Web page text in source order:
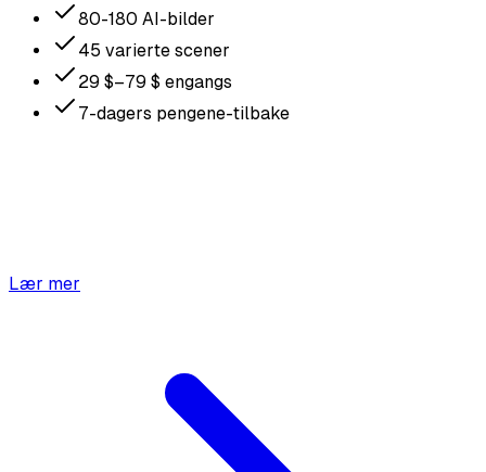
80-180 AI-bilder
45 varierte scener
29 $–79 $ engangs
7-dagers pengene-tilbake
Lær mer